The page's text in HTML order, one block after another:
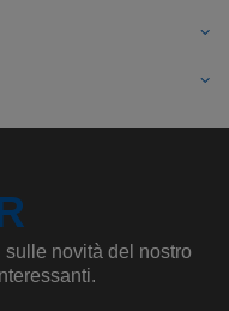
sulle novità del nostro